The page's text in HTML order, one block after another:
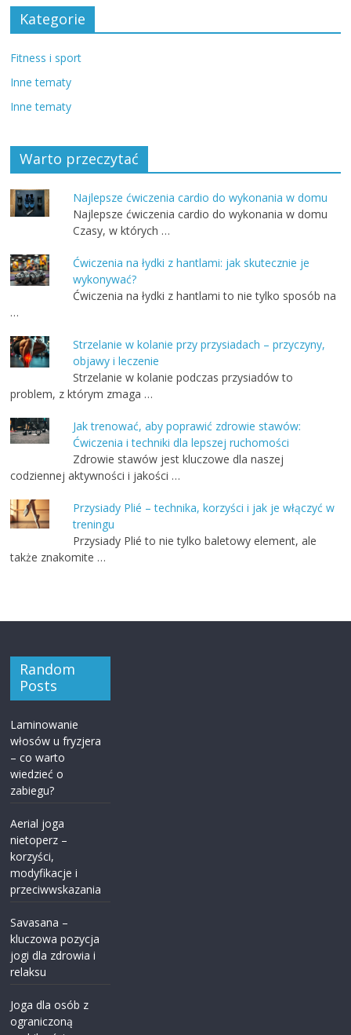
Kategorie
Fitness i sport
Inne tematy
Inne tematy
Warto przeczytać
Najlepsze ćwiczenia cardio do wykonania w domu
Najlepsze ćwiczenia cardio do wykonania w domu
Czasy, w których …
Ćwiczenia na łydki z hantlami: jak skutecznie je
wykonywać?
Ćwiczenia na łydki z hantlami to nie tylko sposób na
…
Strzelanie w kolanie przy przysiadach – przyczyny,
objawy i leczenie
Strzelanie w kolanie podczas przysiadów to
problem, z którym zmaga …
Jak trenować, aby poprawić zdrowie stawów:
Ćwiczenia i techniki dla lepszej ruchomości
Zdrowie stawów jest kluczowe dla naszej
codziennej aktywności i jakości …
Przysiady Plié – technika, korzyści i jak je włączyć w
treningu
Przysiady Plié to nie tylko baletowy element, ale
także znakomite …
Random
Posts
Laminowanie
włosów u fryzjera
– co warto
wiedzieć o
zabiegu?
Aerial joga
nietoperz –
korzyści,
modyfikacje i
przeciwwskazania
Savasana –
kluczowa pozycja
jogi dla zdrowia i
relaksu
Joga dla osób z
ograniczoną